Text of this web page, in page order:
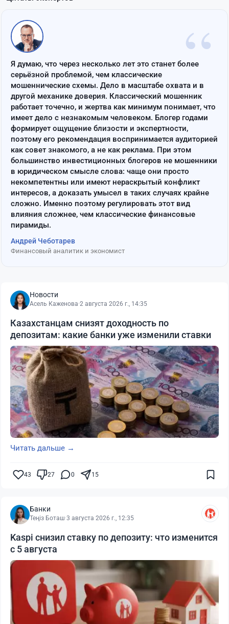
“
Я думаю, что через несколько лет это станет более
серьёзной проблемой, чем классические
мошеннические схемы. Дело в масштабе охвата и в
другой механике доверия. Классический мошенник
работает точечно, и жертва как минимум понимает, что
имеет дело с незнакомым человеком. Блогер годами
формирует ощущение близости и экспертности,
поэтому его рекомендация воспринимается аудиторией
как совет знакомого, а не как реклама. При этом
большинство инвестиционных блогеров не мошенники
в юридическом смысле слова: чаще они просто
некомпетентны или имеют нераскрытый конфликт
интересов, а доказать умысел в таких случаях крайне
сложно. Именно поэтому регулировать этот вид
влияния сложнее, чем классические финансовые
пирамиды.
Андрей Чеботарев
Финансовый аналитик и экономист
Новости
Асель Каженова·2 августа 2026 г., 14:35
Казахстанцам снизят доходность по
депозитам: какие банки уже изменили ставки
Читать дальше →
43 27 0 15
Банки
Теңіз Боташ·3 августа 2026 г., 12:35
Kaspi снизил ставку по депозиту: что изменится
с 5 августа